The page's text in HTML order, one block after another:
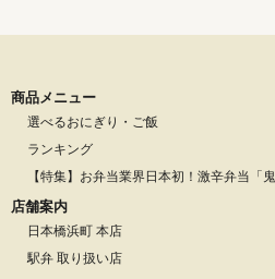
商品メニュー
選べるおにぎり・ご飯
ランキング
【特集】お弁当業界日本初！激辛弁当「
店舗案内
日本橋浜町 本店
駅弁 取り扱い店